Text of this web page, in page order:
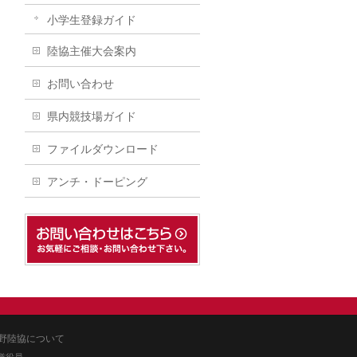
小学生登録ガイド
陸協主催大会案内
お問い合わせ
県内競技場ガイド
ファイルダウンロード
アンチ・ドーピング
陸協について